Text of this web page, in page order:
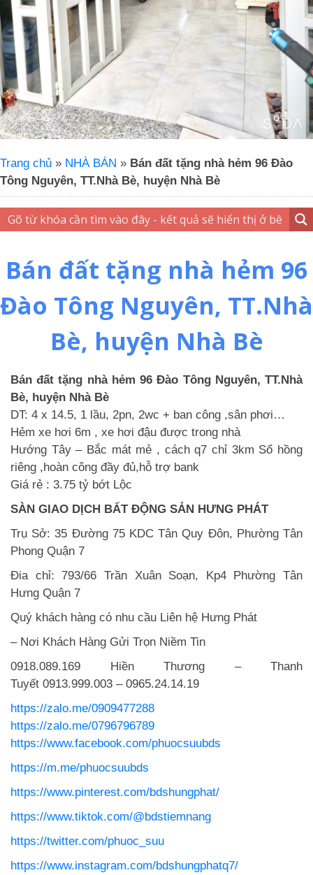
Trang chủ » NHÀ BÁN » Bán đất tặng nhà hẻm 96 Đào
Tông Nguyên, TT.Nhà Bè, huyện Nhà Bè
Bán đất tặng nhà hẻm 96
Đào Tông Nguyên, TT.Nhà
Bè, huyện Nhà Bè
Bán đất tặng nhà hẻm 96 Đào Tông Nguyên, TT.Nhà
Bè, huyện Nhà Bè
DT: 4 x 14.5, 1 lầu, 2pn, 2wc + ban công ,sân phơi…
Hẻm xe hơi 6m , xe hơi đậu được trong nhà
Hướng Tây – Bắc mát mẻ , cách q7 chỉ 3km Sổ hồng
riêng ,hoàn công đầy đủ,hỗ trợ bank
Giá rẻ : 3.75 tỷ bớt Lộc
SÀN GIAO DỊCH BẤT ĐỘNG SẢN HƯNG PHÁT
Trụ Sở: 35 Đường 75 KDC Tân Quy Đôn, Phường Tân
Phong Quận 7
Đia chỉ: 793/66 Trần Xuân Soạn, Kp4 Phường Tân
Hưng Quận 7
Quý khách hàng có nhu cầu Liên hệ Hưng Phát
– Nơi Khách Hàng Gửi Trọn Niềm Tin
0918.089.169 Hiền Thương – Thanh
Tuyết 0913.999.003 – 0965.24.14.19
https://zalo.me/0909477288
https://zalo.me/0796796789
https://www.facebook.com/phuocsuubds
https://m.me/phuocsuubds
https://www.pinterest.com/bdshungphat/
https://www.tiktok.com/@bdstiemnang
https://twitter.com/phuoc_suu
https://www.instagram.com/bdshungphatq7/